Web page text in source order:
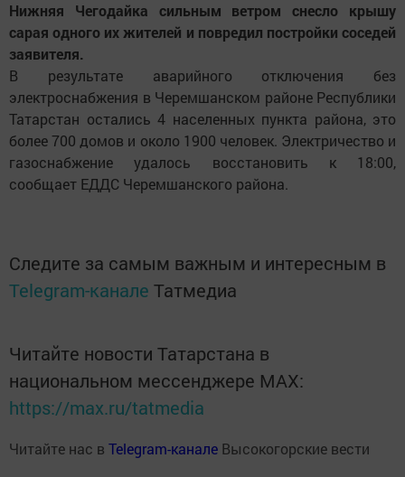
Нижняя Чегодайка сильным ветром снесло крышу
сарая одного их жителей и повредил постройки соседей
заявителя.
В результате аварийного отключения без
электроснабжения в Черемшанском районе Республики
Татарстан остались 4 населенных пункта района, это
более 700 домов и около 1900 человек. Электричество и
газоснабжение удалось восстановить к 18:00,
сообщает ЕДДС Черемшанского района.
Следите за самым важным и интересным в
Telegram-канале Татмедиа
Читайте новости Татарстана в
национальном мессенджере MАХ:
https://max.ru/tatmedia
Читайте нас в Telegram-канале Высокогорские вести